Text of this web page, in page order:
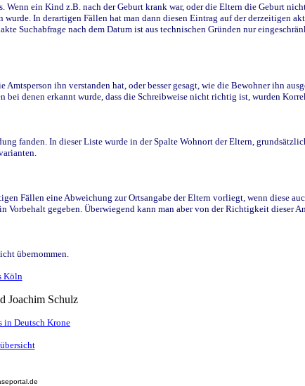
ein Kind z.B. nach der Geburt krank war, oder die Eltern die Geburt
In derartigen Fällen hat man dann diesen Eintrag auf der derzeitigen
Suchabfrage nach dem Datum ist aus technischen Gründen nur
ihn verstanden hat, oder besser gesagt, wie die Bewohner ihn
denen erkannt wurde, dass die Schreibweise nicht richtig ist, wurden
fanden. In dieser Liste wurde in der Spalte Wohnort der Eltern,
Fällen eine Abweichung zur Ortsangabe der Eltern vorliegt, wenn diese
gegeben. Überwiegend kann man aber von der Richtigkeit dieser
übernommen.
Köln
Joachim Schulz
in Deutsch Krone